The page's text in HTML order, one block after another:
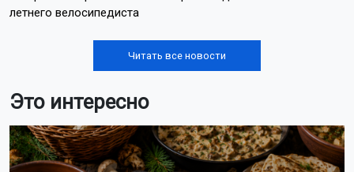
летнего велосипедиста
Читать все новости
Это интересно